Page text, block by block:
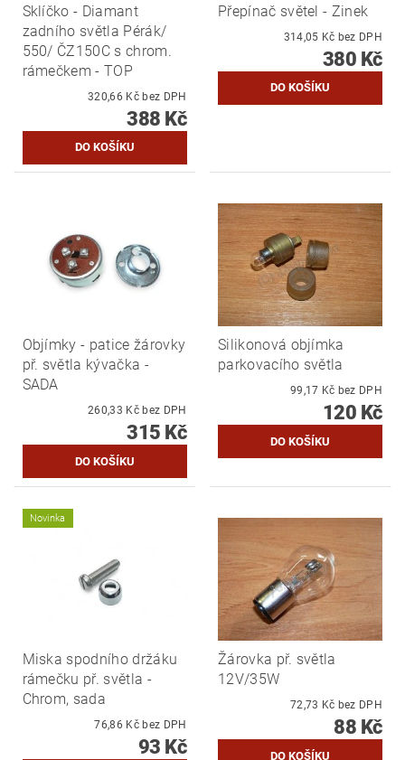
Sklíčko - Diamant
zadního světla Pérák/
550/ ČZ150C s chrom.
rámečkem - TOP
320,66 Kč bez DPH
388 Kč
Přepínač světel - Zinek
314,05 Kč bez DPH
380 Kč
Objímky - patice žárovky
př. světla kývačka -
SADA
260,33 Kč bez DPH
315 Kč
Silikonová objímka
parkovacího světla
99,17 Kč bez DPH
120 Kč
Novinka
Miska spodního držáku
rámečku př. světla -
Chrom, sada
76,86 Kč bez DPH
93 Kč
Žárovka př. světla
12V/35W
72,73 Kč bez DPH
88 Kč